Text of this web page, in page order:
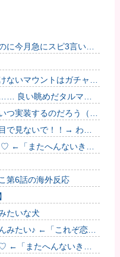
に今月急にスピ3言い出
ないマウントはガチャで
…… 良い眺めだタルマ
つ実装するのだろう（ﾃﾞ
で見ないで！！→ わか
♡ ←「またへんないきも
第6話の海外反応
たいな犬
みたい♪ ←「これぞ恋愛
←「またへんないきも